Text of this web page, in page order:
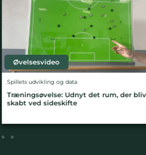
Øvelsesvideo
Spillets udvikling og data
Træningsøvelse: Udnyt det rum, der bliver
skabt ved sideskifte